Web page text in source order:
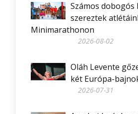
Számos dobogós
szereztek
Minimarathonon
2026-08-02
Oláh Levente
két Európa-
2026-07-31